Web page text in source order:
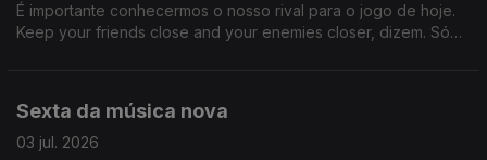
É importante conhecermos o nosso rival para o jogo de hoje.
Keep your friends close and your enemies closer, dizem. Só
Sexta da música nova
03 jul. 2026